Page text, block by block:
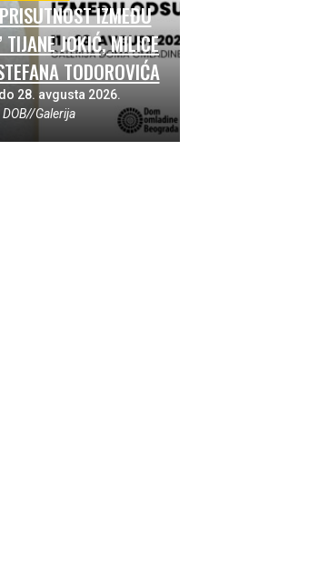
IZMEĐU
TIJANE JOKIĆ, MILICE
TODOROVIĆA
28. avgusta 2026.
DOB//Galerija